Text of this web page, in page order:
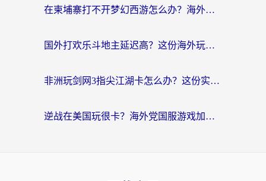
在柬埔寨打不开梦幻西游怎么办？海外玩家国服游戏加速终极指南
国外打欢乐斗地主延迟高？这份海外玩家国服游戏加速指南帮你解决卡顿烦恼
非洲玩剑网3指尖江湖卡怎么办？这份实测有效的国服游戏加速指南请收好
逆战在美国玩很卡？海外党国服游戏加速终极指南（附DNF宝可梦加速技巧）